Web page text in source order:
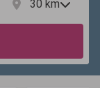
30 km